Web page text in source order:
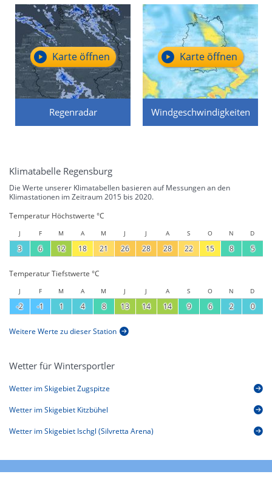
Regenradar
Karte öffnen
Windgeschwindigkeiten
Karte öffnen
Klimatabelle Regensburg
Die Werte unserer Klimatabellen basieren auf Messungen an den
Klimastationen im Zeitraum 2015 bis 2020.
Temperatur Höchstwerte °C
J F M A M J J A S O N D
3 6 12 18 21 26 28 28 22 15 8 5
Temperatur Tiefstwerte °C
J F M A M J J A S O N D
-2 -1 1 4 8 13 14 14 9 6 2 0
Weitere Werte zu dieser Station
Wetter für Wintersportler
Wetter im Skigebiet Zugspitze
Wetter im Skigebiet Kitzbühel
Wetter im Skigebiet Ischgl (Silvretta Arena)